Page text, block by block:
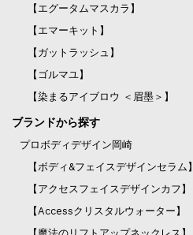
【エグータムマスカラ】
【エマーキット】
【ガットラッシュ】
【ゴルマユ】
【染まるアイブロウ ＜眉墨＞】
ブランドから探す
プロボディデザイン岡崎
【ボディ&フェイスデザインセラム】
【アクセスフェイスデザインカフ】
【Accessクリスタルウォーター】